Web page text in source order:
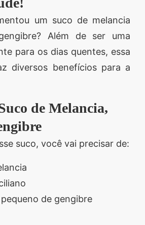
um suco de melancia
Além de ser uma
para os dias quentes, essa
diversos benefícios para a
de Melancia,
suco, você vai precisar de:
de gengibre